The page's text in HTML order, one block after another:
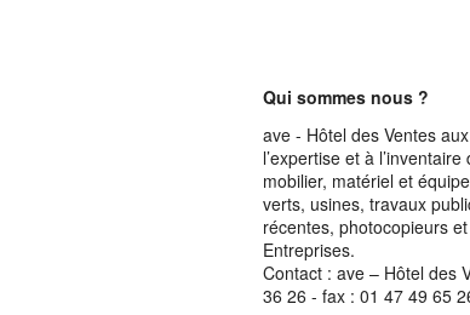
Qui sommes nous ?
ave - Hôtel des Ventes
l’expertise et à
mobilier, matériel et
verts, usines, travaux
récentes, photocopieurs
Entreprises.
Contact : ave – Hôtel des
36 26 - fax : 01 47 49 65